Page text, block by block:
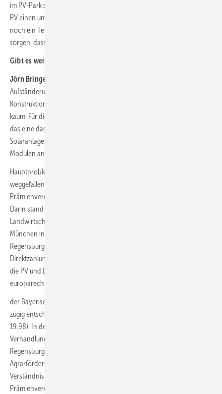
im PV-Park selbst keinen Platz für Ausgleichsflächen habe, aber die
PV einen umfangreichen Ausgleichsbedarf auslöst, weil doch immer
noch ein Teil des Bodens verändert wird, muss ich am Ende dafür
sorgen, dass ich andere Flächen zur Verfügung habe.
Gibt es weitere Hürden?
Jörn Bringewat:
Aufständerung sich wirtschaftlich darstellen lässt. Aufgrund der
Konstruktion ist es relativ teuer. So rechnet sich Agri-PV offenbar
kaum. Für die Gemeinde ist es etwas, das die Sache vereinfacht, wenn
das eine das andere nicht stört. Sprich: Die Verschattung durch die
Solaranlage ist egal oder vielleicht sogar positiv, wenn die unter den
Modulen angebauten Pflanzen sogar Schatten brauchen.
Hauptproblem der Agri-PV war gerade noch, dass die Agrarprämien
weggefallen sind, weil Deutschland die entsprechende Agrar-
Prämienverordnung aus unserer Sicht EU-rechtswidrig umgesetzt hat.
Darin stand sinngemäß: Auf Flächen, auf denen PV stattfindet, ist keine
Landwirtschaft möglich. Dazu gab es gerade ein Verfahren am VGH
München in der Berufungsinstanz. Das erstinstanzliche VG
Regensburg hat gesagt: Diese Regelungen in der sogenannten
Direktzahlungs-Durchführungsverordnung, die Prämienberechtigung,
die PV und Landwirtschaft gegenseitig ausschließt, sei
europarechtswidrig.
der Bayerische Verwaltungsgerichtshof doch bereits überraschend
zügig entschieden hat (VGH München, Urteil vom 01. Juni 2021 – 6 BV
19.98). In der Berufungsentscheidung, die ohne mündliche
Verhandlung ergangen ist, haben die Münchener Richter:Innen ihre
Regensburger Kolleg:Innen bestätigt und dem Ausschluss der
Agrarförderung auf PV-Flächen eine Absage erteilt. Auch nach dem
Verständnis des VGH München ist die entsprechende deutsche
Prämienverordnung europarechtskonform auszulegen. Die